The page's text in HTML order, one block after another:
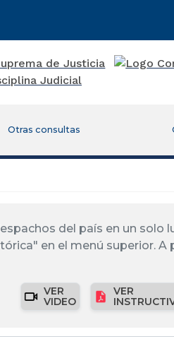
Otras consultas
del país en un
en el menú superior.
VER
VIDEO
VER